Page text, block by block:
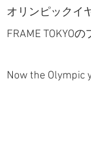
オリンピックイ
FRAME TOKYO
Now the Olympic